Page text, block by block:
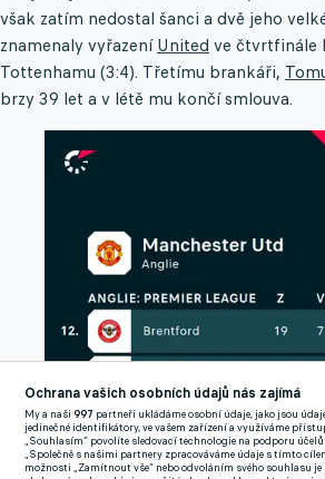
však zatím nedostal šanci a dvě jeho
znamenaly vyřazení United ve čtvrtfinále
Tottenhamu (3:4). Třetímu brankáři,
brzy 39 let a v létě mu končí smlouva.
Ochrana vašich osobních údajů nás zajímá
My a naši997 partneři ukládáme osobní údaje, jako jsou
jedinečné identifikátory, ve vašem zařízení a využíváme
„Souhlasím“ povolíte sledovací technologie na podporu
„Společně s našimi partnery zpracováváme údaje s tímto
možnosti „Zamítnout vše“ nebo odvoláním svého souhlasu je